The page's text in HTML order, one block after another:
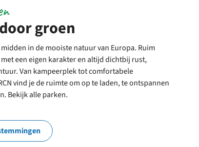
groen
in de mooiste natuur van Europa. Ruim
een eigen karakter en altijd dichtbij rust,
Van kampeerplek tot comfortabele
vind je de ruimte om op te laden, te ontspannen
Bekijk alle parken.